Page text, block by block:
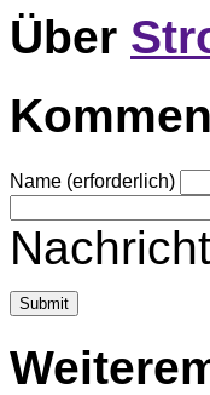
Über
Name (erforderlich)
Nachricht